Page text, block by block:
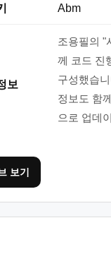
Abm
보
조용필의 "
께 코드 진
구성했습
정보도 함
으로 업데
보기